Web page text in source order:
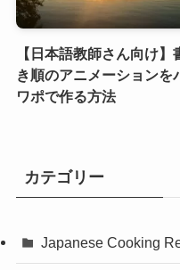
【日本語教師さん向け】
き順のアニメーションを
ワポで作る方法
カテゴリー
Japanese Cooking